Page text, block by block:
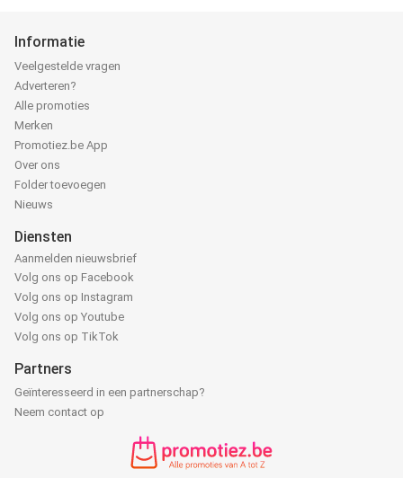
Informatie
Veelgestelde vragen
Adverteren?
Alle promoties
Merken
Promotiez.be App
Over ons
Folder toevoegen
Nieuws
Diensten
Aanmelden nieuwsbrief
Volg ons op Facebook
Volg ons op Instagram
Volg ons op Youtube
Volg ons op TikTok
Partners
Geïnteresseerd in een partnerschap?
Neem contact op